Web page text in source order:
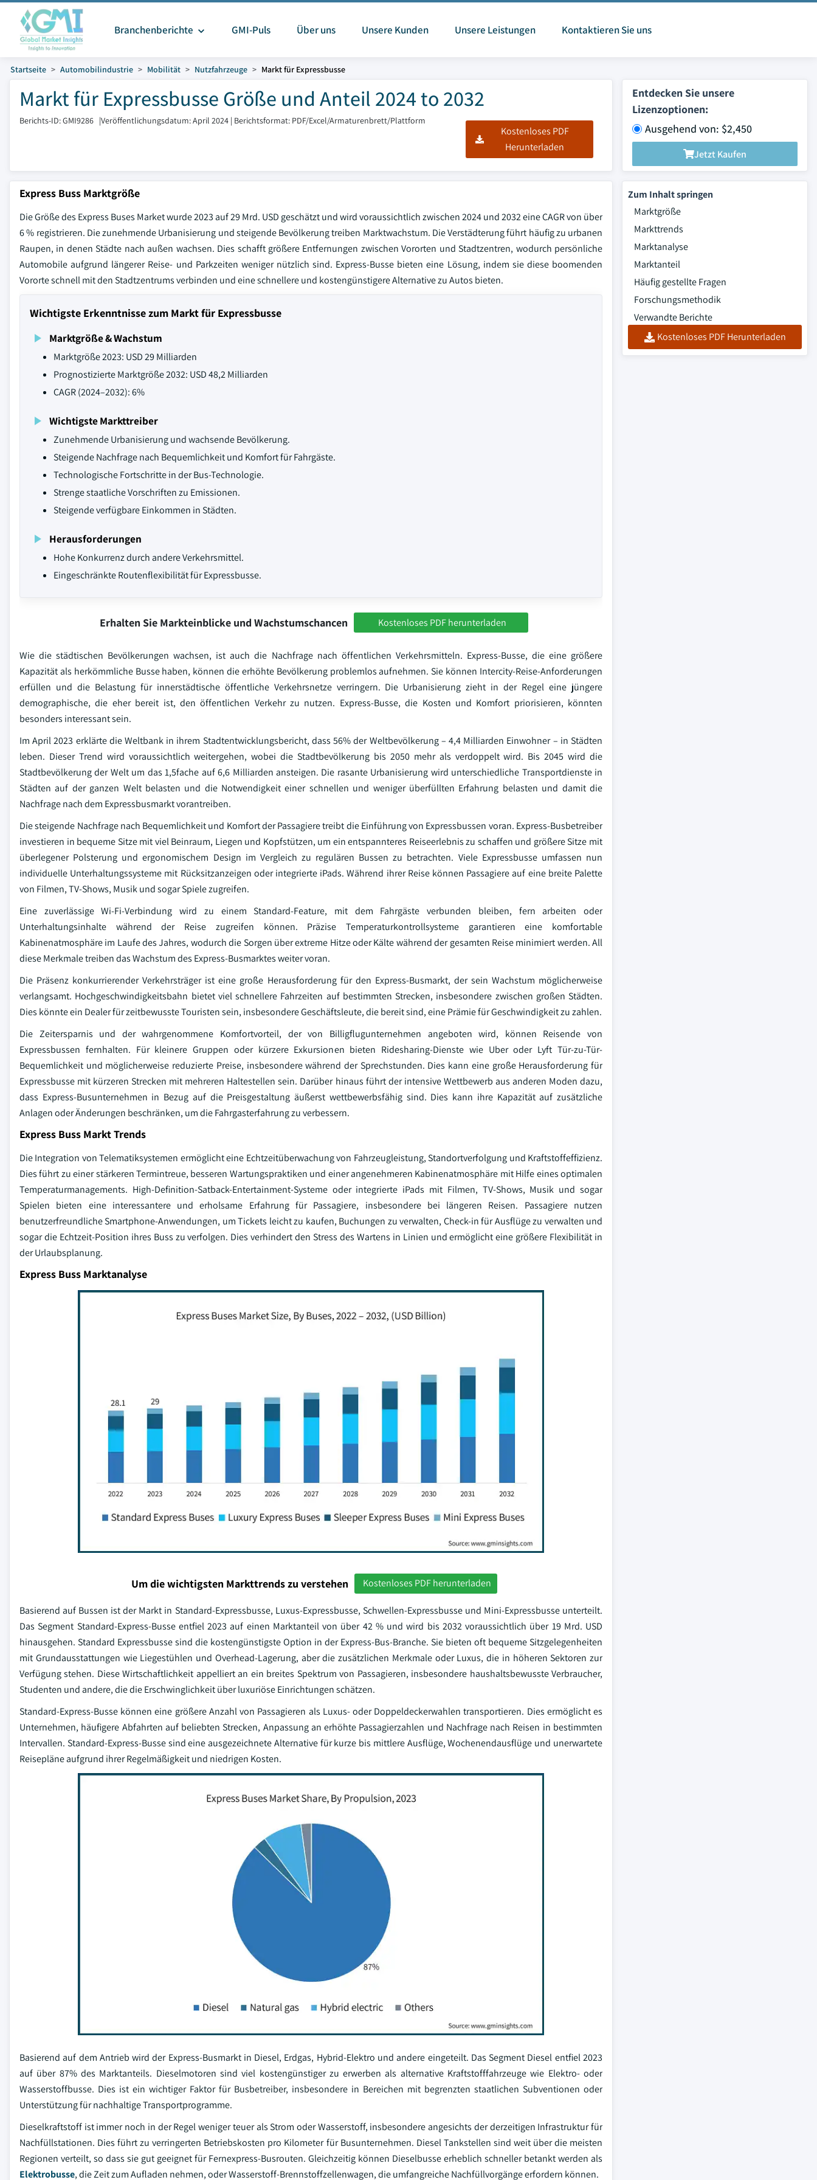
Branchenberichte GMI-Puls Über uns Unsere Kunden Unsere Leistungen Kontaktieren Sie uns
Startseite Automobilindustrie Mobilität Nutzfahrzeuge Markt für Expressbusse
Markt für Expressbusse Größe und Anteil 2024 to 2032
Berichts-ID: GMI9286 |Veröffentlichungsdatum: April 2024 | Berichtsformat: PDF/Excel/Armaturenbrett/Plattform
Kostenloses PDF
Herunterladen
Entdecken Sie unsere
Lizenzoptionen:
Ausgehend von: $2,450
Jetzt Kaufen
Express Buss Marktgröße
Die Größe des Express Buses Market wurde 2023 auf 29 Mrd. USD geschätzt und wird voraussichtlich zwischen 2024 und 2032 eine CAGR von über
6 % registrieren. Die zunehmende Urbanisierung und steigende Bevölkerung treiben Marktwachstum. Die Verstädterung führt häufig zu urbanen
Raupen, in denen Städte nach außen wachsen. Dies schafft größere Entfernungen zwischen Vororten und Stadtzentren, wodurch persönliche
Automobile aufgrund längerer Reise- und Parkzeiten weniger nützlich sind. Express-Busse bieten eine Lösung, indem sie diese boomenden
Vororte schnell mit den Stadtzentrums verbinden und eine schnellere und kostengünstigere Alternative zu Autos bieten.
Wichtigste Erkenntnisse zum Markt für Expressbusse
Marktgröße & Wachstum
Marktgröße 2023: USD 29 Milliarden
Prognostizierte Marktgröße 2032: USD 48,2 Milliarden
CAGR (2024–2032): 6%
Wichtigste Markttreiber
Zunehmende Urbanisierung und wachsende Bevölkerung.
Steigende Nachfrage nach Bequemlichkeit und Komfort für Fahrgäste.
Technologische Fortschritte in der Bus-Technologie.
Strenge staatliche Vorschriften zu Emissionen.
Steigende verfügbare Einkommen in Städten.
Herausforderungen
Hohe Konkurrenz durch andere Verkehrsmittel.
Eingeschränkte Routenflexibilität für Expressbusse.
Erhalten Sie Markteinblicke und Wachstumschancen Kostenloses PDF herunterladen
Wie die städtischen Bevölkerungen wachsen, ist auch die Nachfrage nach öffentlichen Verkehrsmitteln. Express-Busse, die eine größere
Kapazität als herkömmliche Busse haben, können die erhöhte Bevölkerung problemlos aufnehmen. Sie können Intercity-Reise-Anforderungen
erfüllen und die Belastung für innerstädtische öffentliche Verkehrsnetze verringern. Die Urbanisierung zieht in der Regel eine jüngere
demographische, die eher bereit ist, den öffentlichen Verkehr zu nutzen. Express-Busse, die Kosten und Komfort priorisieren, könnten
besonders interessant sein.
Im April 2023 erklärte die Weltbank in ihrem Stadtentwicklungsbericht, dass 56% der Weltbevölkerung – 4,4 Milliarden Einwohner – in Städten
leben. Dieser Trend wird voraussichtlich weitergehen, wobei die Stadtbevölkerung bis 2050 mehr als verdoppelt wird. Bis 2045 wird die
Stadtbevölkerung der Welt um das 1,5fache auf 6,6 Milliarden ansteigen. Die rasante Urbanisierung wird unterschiedliche Transportdienste in
Städten auf der ganzen Welt belasten und die Notwendigkeit einer schnellen und weniger überfüllten Erfahrung belasten und damit die
Nachfrage nach dem Expressbusmarkt vorantreiben.
Die steigende Nachfrage nach Bequemlichkeit und Komfort der Passagiere treibt die Einführung von Expressbussen voran. Express-Busbetreiber
investieren in bequeme Sitze mit viel Beinraum, Liegen und Kopfstützen, um ein entspannteres Reiseerlebnis zu schaffen und größere Sitze mit
überlegener Polsterung und ergonomischem Design im Vergleich zu regulären Bussen zu betrachten. Viele Expressbusse umfassen nun
individuelle Unterhaltungssysteme mit Rücksitzanzeigen oder integrierte iPads. Während ihrer Reise können Passagiere auf eine breite Palette
von Filmen, TV-Shows, Musik und sogar Spiele zugreifen.
Eine zuverlässige Wi-Fi-Verbindung wird zu einem Standard-Feature, mit dem Fahrgäste verbunden bleiben, fern arbeiten oder
Unterhaltungsinhalte während der Reise zugreifen können. Präzise Temperaturkontrollsysteme garantieren eine komfortable
Kabinenatmosphäre im Laufe des Jahres, wodurch die Sorgen über extreme Hitze oder Kälte während der gesamten Reise minimiert werden. All
diese Merkmale treiben das Wachstum des Express-Busmarktes weiter voran.
Die Präsenz konkurrierender Verkehrsträger ist eine große Herausforderung für den Express-Busmarkt, der sein Wachstum möglicherweise
verlangsamt. Hochgeschwindigkeitsbahn bietet viel schnellere Fahrzeiten auf bestimmten Strecken, insbesondere zwischen großen Städten.
Dies könnte ein Dealer für zeitbewusste Touristen sein, insbesondere Geschäftsleute, die bereit sind, eine Prämie für Geschwindigkeit zu zahlen.
Die Zeitersparnis und der wahrgenommene Komfortvorteil, der von Billigflugunternehmen angeboten wird, können Reisende von
Expressbussen fernhalten. Für kleinere Gruppen oder kürzere Exkursionen bieten Ridesharing-Dienste wie Uber oder Lyft Tür-zu-Tür-
Bequemlichkeit und möglicherweise reduzierte Preise, insbesondere während der Sprechstunden. Dies kann eine große Herausforderung für
Expressbusse mit kürzeren Strecken mit mehreren Haltestellen sein. Darüber hinaus führt der intensive Wettbewerb aus anderen Moden dazu,
dass Express-Busunternehmen in Bezug auf die Preisgestaltung äußerst wettbewerbsfähig sind. Dies kann ihre Kapazität auf zusätzliche
Anlagen oder Änderungen beschränken, um die Fahrgasterfahrung zu verbessern.
Express Buss Markt Trends
Die Integration von Telematiksystemen ermöglicht eine Echtzeitüberwachung von Fahrzeugleistung, Standortverfolgung und Kraftstoffeffizienz.
Dies führt zu einer stärkeren Termintreue, besseren Wartungspraktiken und einer angenehmeren Kabinenatmosphäre mit Hilfe eines optimalen
Temperaturmanagements. High-Definition-Satback-Entertainment-Systeme oder integrierte iPads mit Filmen, TV-Shows, Musik und sogar
Spielen bieten eine interessantere und erholsame Erfahrung für Passagiere, insbesondere bei längeren Reisen. Passagiere nutzen
benutzerfreundliche Smartphone-Anwendungen, um Tickets leicht zu kaufen, Buchungen zu verwalten, Check-in für Ausflüge zu verwalten und
sogar die Echtzeit-Position ihres Buss zu verfolgen. Dies verhindert den Stress des Wartens in Linien und ermöglicht eine größere Flexibilität in
der Urlaubsplanung.
Express Buss Marktanalyse
Um die wichtigsten Markttrends zu verstehen Kostenloses PDF herunterladen
Basierend auf Bussen ist der Markt in Standard-Expressbusse, Luxus-Expressbusse, Schwellen-Expressbusse und Mini-Expressbusse unterteilt.
Das Segment Standard-Express-Busse entfiel 2023 auf einen Marktanteil von über 42 % und wird bis 2032 voraussichtlich über 19 Mrd. USD
hinausgehen. Standard Expressbusse sind die kostengünstigste Option in der Express-Bus-Branche. Sie bieten oft bequeme Sitzgelegenheiten
mit Grundausstattungen wie Liegestühlen und Overhead-Lagerung, aber die zusätzlichen Merkmale oder Luxus, die in höheren Sektoren zur
Verfügung stehen. Diese Wirtschaftlichkeit appelliert an ein breites Spektrum von Passagieren, insbesondere haushaltsbewusste Verbraucher,
Studenten und andere, die die Erschwinglichkeit über luxuriöse Einrichtungen schätzen.
Standard-Express-Busse können eine größere Anzahl von Passagieren als Luxus- oder Doppeldeckerwahlen transportieren. Dies ermöglicht es
Unternehmen, häufigere Abfahrten auf beliebten Strecken, Anpassung an erhöhte Passagierzahlen und Nachfrage nach Reisen in bestimmten
Intervallen. Standard-Express-Busse sind eine ausgezeichnete Alternative für kurze bis mittlere Ausflüge, Wochenendausflüge und unerwartete
Reisepläne aufgrund ihrer Regelmäßigkeit und niedrigen Kosten.
Basierend auf dem Antrieb wird der Express-Busmarkt in Diesel, Erdgas, Hybrid-Elektro und andere eingeteilt. Das Segment Diesel entfiel 2023
auf über 87% des Marktanteils. Dieselmotoren sind viel kostengünstiger zu erwerben als alternative Kraftstofffahrzeuge wie Elektro- oder
Wasserstoffbusse. Dies ist ein wichtiger Faktor für Busbetreiber, insbesondere in Bereichen mit begrenzten staatlichen Subventionen oder
Unterstützung für nachhaltige Transportprogramme.
Dieselkraftstoff ist immer noch in der Regel weniger teuer als Strom oder Wasserstoff, insbesondere angesichts der derzeitigen Infrastruktur für
Nachfüllstationen. Dies führt zu verringerten Betriebskosten pro Kilometer für Busunternehmen. Diesel Tankstellen sind weit über die meisten
Regionen verteilt, so dass sie gut geeignet für Fernexpress-Busrouten. Gleichzeitig können Dieselbusse erheblich schneller betankt werden als
Elektrobusse, die Zeit zum Aufladen nehmen, oder Wasserstoff-Brennstoffzellenwagen, die umfangreiche Nachfüllvorgänge erfordern können.
Zum Inhalt springen
Marktgröße
Markttrends
Marktanalyse
Marktanteil
Häufig gestellte Fragen
Forschungsmethodik
Verwandte Berichte
Kostenloses PDF Herunterladen